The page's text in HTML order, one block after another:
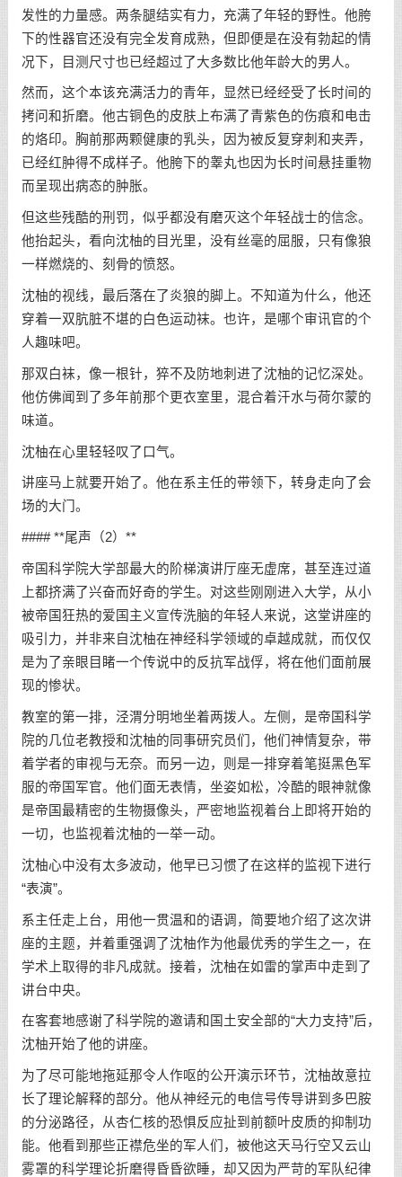
发性的力量感。两条腿结实有力，充满了年轻的野性。他胯
下的性器官还没有完全发育成熟，但即便是在没有勃起的情
况下，目测尺寸也已经超过了大多数比他年龄大的男人。
然而，这个本该充满活力的青年，显然已经经受了长时间的
拷问和折磨。他古铜色的皮肤上布满了青紫色的伤痕和电击
的烙印。胸前那两颗健康的乳头，因为被反复穿刺和夹弄，
已经红肿得不成样子。他胯下的睾丸也因为长时间悬挂重物
而呈现出病态的肿胀。
但这些残酷的刑罚，似乎都没有磨灭这个年轻战士的信念。
他抬起头，看向沈柚的目光里，没有丝毫的屈服，只有像狼
一样燃烧的、刻骨的愤怒。
沈柚的视线，最后落在了炎狼的脚上。不知道为什么，他还
穿着一双肮脏不堪的白色运动袜。也许，是哪个审讯官的个
人趣味吧。
那双白袜，像一根针，猝不及防地刺进了沈柚的记忆深处。
他仿佛闻到了多年前那个更衣室里，混合着汗水与荷尔蒙的
味道。
沈柚在心里轻轻叹了口气。
讲座马上就要开始了。他在系主任的带领下，转身走向了会
场的大门。
#### **尾声（2）**
帝国科学院大学部最大的阶梯演讲厅座无虚席，甚至连过道
上都挤满了兴奋而好奇的学生。对这些刚刚进入大学，从小
被帝国狂热的爱国主义宣传洗脑的年轻人来说，这堂讲座的
吸引力，并非来自沈柚在神经科学领域的卓越成就，而仅仅
是为了亲眼目睹一个传说中的反抗军战俘，将在他们面前展
现的惨状。
教室的第一排，泾渭分明地坐着两拨人。左侧，是帝国科学
院的几位老教授和沈柚的同事研究员们，他们神情复杂，带
着学者的审视与无奈。而另一边，则是一排穿着笔挺黑色军
服的帝国军官。他们面无表情，坐姿如松，冷酷的眼神就像
是帝国最精密的生物摄像头，严密地监视着台上即将开始的
一切，也监视着沈柚的一举一动。
沈柚心中没有太多波动，他早已习惯了在这样的监视下进行
“表演”。
系主任走上台，用他一贯温和的语调，简要地介绍了这次讲
座的主题，并着重强调了沈柚作为他最优秀的学生之一，在
学术上取得的非凡成就。接着，沈柚在如雷的掌声中走到了
讲台中央。
在客套地感谢了科学院的邀请和国土安全部的“大力支持”后，
沈柚开始了他的讲座。
为了尽可能地拖延那令人作呕的公开演示环节，沈柚故意拉
长了理论解释的部分。他从神经元的电信号传导讲到多巴胺
的分泌路径，从杏仁核的恐惧反应扯到前额叶皮质的抑制功
能。他看到那些正襟危坐的军人们，被他这天马行空又云山
雾罩的科学理论折磨得昏昏欲睡，却又因为严苛的军队纪律